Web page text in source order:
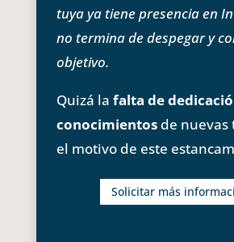
tuya ya tiene presencia en
no termina de despegar y
objetivo.
Quizá la falta de
conocimientosde nuevas
el motivo de este
Solicitar más